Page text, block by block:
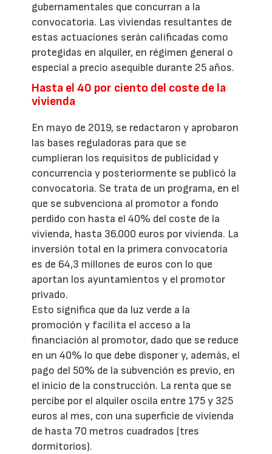
gubernamentales que concurran a la
convocatoria. Las viviendas resultantes de
estas actuaciones serán calificadas como
protegidas en alquiler, en régimen general o
especial a precio asequible durante 25 años.
Hasta el 40 por ciento del coste de la
vivienda
En mayo de 2019, se redactaron y aprobaron
las bases reguladoras para que se
cumplieran los requisitos de publicidad y
concurrencia y posteriormente se publicó la
convocatoria. Se trata de un programa, en el
que se subvenciona al promotor a fondo
perdido con hasta el 40% del coste de la
vivienda, hasta 36.000 euros por vivienda. La
inversión total en la primera convocatoria
es de 64,3 millones de euros con lo que
aportan los ayuntamientos y el promotor
privado.
Esto significa que da luz verde a la
promoción y facilita el acceso a la
financiación al promotor, dado que se reduce
en un 40% lo que debe disponer y, además, el
pago del 50% de la subvención es previo, en
el inicio de la construcción. La renta que se
percibe por el alquiler oscila entre 175 y 325
euros al mes, con una superficie de vivienda
de hasta 70 metros cuadrados (tres
dormitorios).